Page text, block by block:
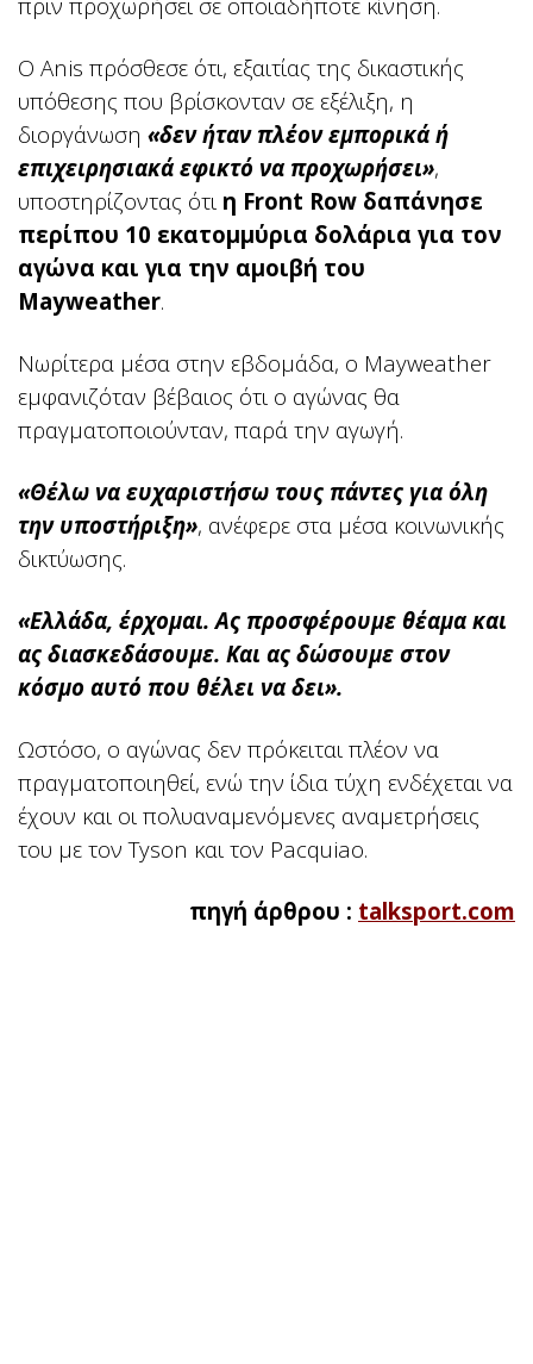
Ο Anis πρόσθεσε ότι, εξαιτίας της δικαστικής
υπόθεσης που βρίσκονταν σε εξέλιξη, η
διοργάνωση «δεν ήταν πλέον εμπορικά ή
επιχειρησιακά εφικτό να προχωρήσει»,
υποστηρίζοντας ότι η Front Row δαπάνησε
περίπου 10 εκατομμύρια δολάρια για τον
αγώνα και για την αμοιβή του
Mayweather.
Νωρίτερα μέσα στην εβδομάδα, ο Mayweather
εμφανιζόταν βέβαιος ότι ο αγώνας θα
πραγματοποιούνταν, παρά την αγωγή.
«Θέλω να ευχαριστήσω τους πάντες για όλη
την υποστήριξη», ανέφερε στα μέσα κοινωνικής
δικτύωσης.
«Ελλάδα, έρχομαι. Ας προσφέρουμε θέαμα και
ας διασκεδάσουμε. Και ας δώσουμε στον
κόσμο αυτό που θέλει να δει».
Ωστόσο, ο αγώνας δεν πρόκειται πλέον να
πραγματοποιηθεί, ενώ την ίδια τύχη ενδέχεται να
έχουν και οι πολυαναμενόμενες αναμετρήσεις
του με τον Tyson και τον Pacquiao.
πηγή άρθρου : talksport.com